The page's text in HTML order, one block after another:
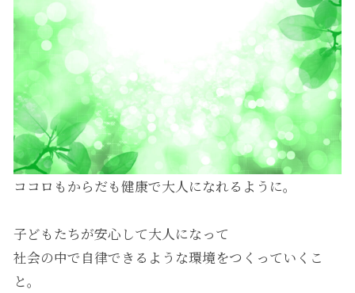
ココロもからだも健康で大人になれるように。
子どもたちが安心して大人になって
社会の中で自律できるような環境をつくっていくこ
と。